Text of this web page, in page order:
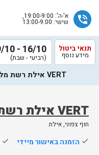
phone_in_talk א'-ה': 19:00-9:00,
שישי: 13:00-9:00
VERT אילת רשת מלונות אפי
חוף צפוני, אילת
תנאי ביטול
מידע נוסף 16/10 - 19/10
(רביעי - שבת)
VERT אילת רשת מלונות אפי
done הזמנה באישור מיידי done
שלח